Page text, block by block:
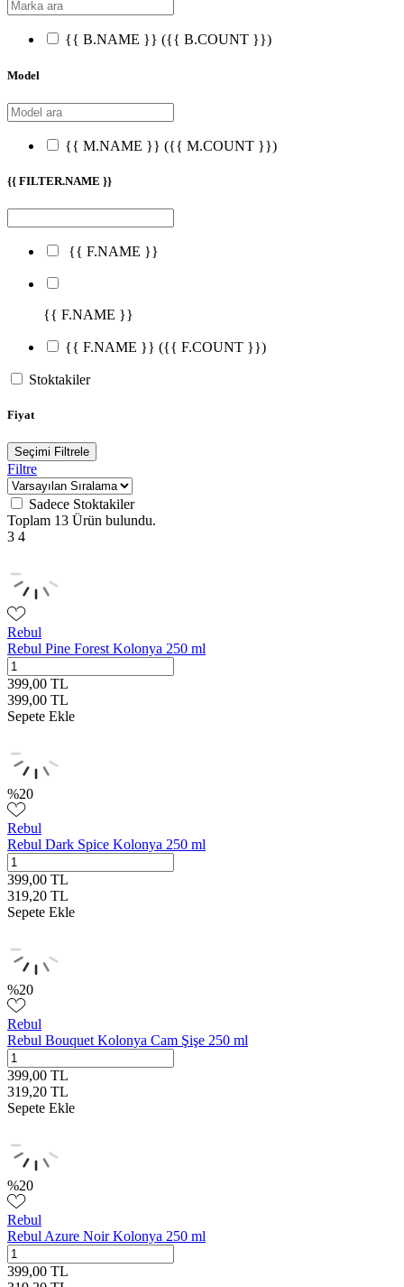
{{ B.NAME }} ({{ B.COUNT }})
Model
{{ M.NAME }} ({{ M.COUNT }})
{{ FILTER.NAME }}
{{ F.NAME }}
{{ F.NAME }}
{{ F.NAME }} ({{ F.COUNT }})
Stoktakiler
Fiyat
Seçimi Filtrele
Filtre
Sadece Stoktakiler
Toplam 13 Ürün bulundu.
3 4
Rebul
Rebul Pine Forest Kolonya 250 ml
399,00 TL
399,00 TL
Sepete Ekle
%20
Rebul
Rebul Dark Spice Kolonya 250 ml
399,00 TL
319,20 TL
Sepete Ekle
%20
Rebul
Rebul Bouquet Kolonya Cam Şişe 250 ml
399,00 TL
319,20 TL
Sepete Ekle
%20
Rebul
Rebul Azure Noir Kolonya 250 ml
399,00 TL